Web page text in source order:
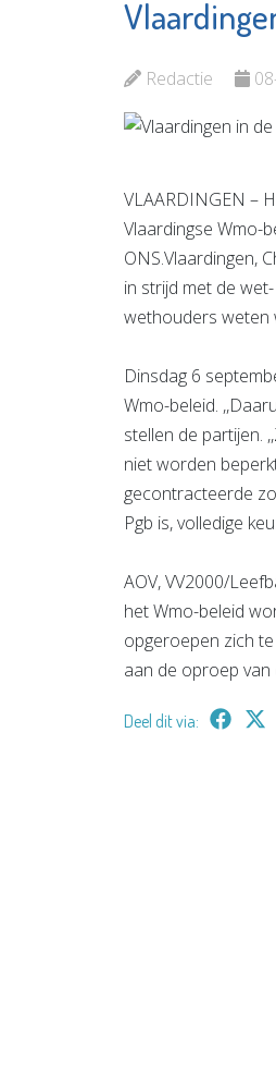
Redactie
VLAARDINGEN –
Vlaardingse Wmo-
ONS.Vlaardingen,
in strijd met de
wethouders weten
Dinsdag 6
Wmo-beleid.
stellen de partijen.
niet worden
gecontracteerde
Pgb is, volledige
AOV, VV2000/
het Wmo-beleid
opgeroepen zich
aan de oproep van
Deel dit via:
Chocolaterie &
Bekijk de pagina